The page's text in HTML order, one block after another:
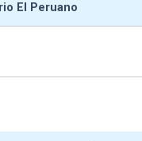
El Peruano